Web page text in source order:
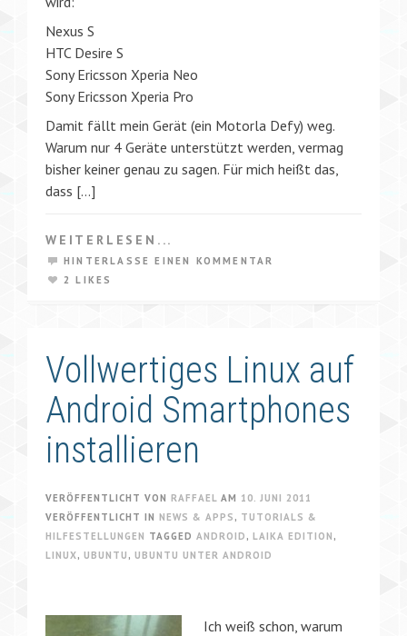
Nexus S
HTC Desire S
Sony Ericsson Xperia Neo
Sony Ericsson Xperia Pro
Damit fällt mein Gerät (ein Motorla Defy) weg.
Warum nur 4 Geräte unterstützt werden, vermag
bisher keiner genau zu sagen. Für mich heißt das,
dass […]
WEITERLESEN...
HINTERLASSE EINEN KOMMENTAR
2 LIKES
Vollwertiges Linux auf
Android Smartphones
installieren
VERÖFFENTLICHT VON RAFFAEL AM 10. JUNI 2011
VERÖFFENTLICHT IN NEWS & APPS , TUTORIALS &
HILFESTELLUNGEN TAGGED ANDROID , LAIKA EDITION ,
LINUX, UBUNTU , UBUNTU UNTER ANDROID
Ich weiß schon, warum